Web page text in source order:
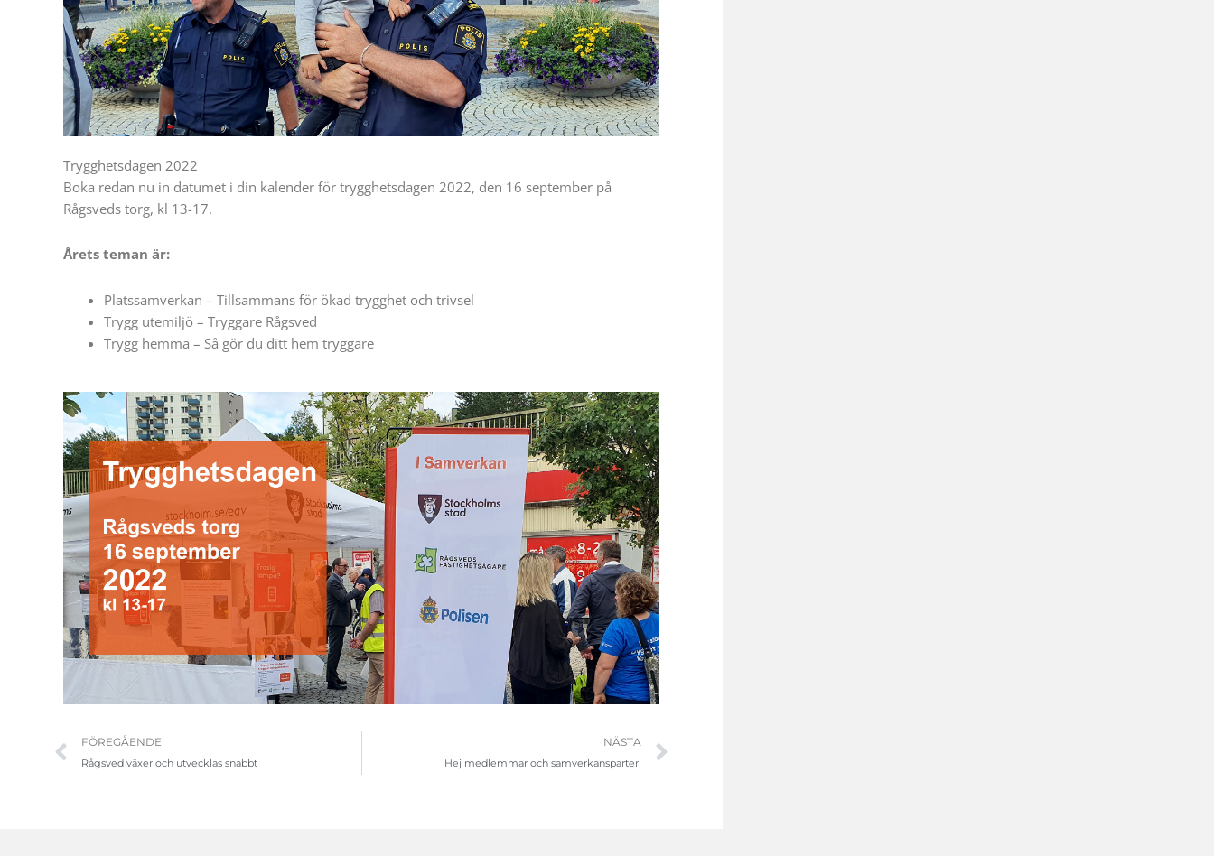
Trygghetsdagen 2022
Boka redan nu in datumet i din kalender för trygghetsdagen 2022, den 16 september på
Rågsveds torg, kl 13-17.
Årets teman är:
Platssamverkan – Tillsammans för ökad trygghet och trivsel
Trygg utemiljö – Tryggare Rågsved
Trygg hemma – Så gör du ditt hem tryggare
Föregående
FÖREGÅENDE
Rågsved växer och utvecklas snabbt
NÄSTA
Hej medlemmar och samverkansparter!